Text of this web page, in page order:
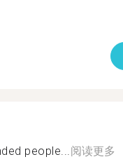
people...阅读更多